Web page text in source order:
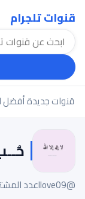
قنوات تلجرام
قنوات جديدةأفضل
@llove09
عدد